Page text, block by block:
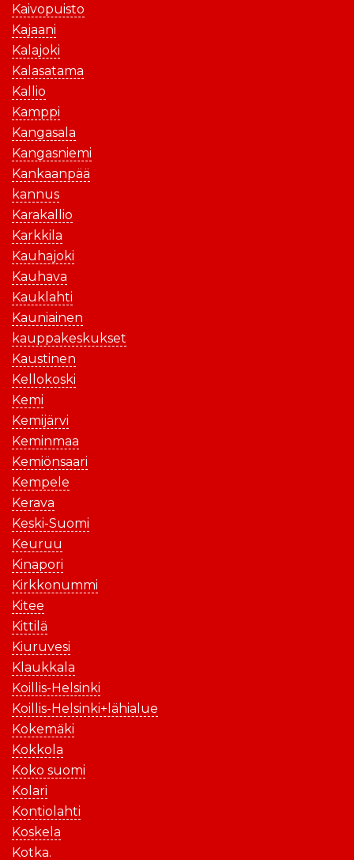
Kaivopuisto
Kajaani
Kalajoki
Kalasatama
Kallio
Kamppi
Kangasala
Kangasniemi
Kankaanpää
kannus
Karakallio
Karkkila
Kauhajoki
Kauhava
Kauklahti
Kauniainen
kauppakeskukset
Kaustinen
Kellokoski
Kemi
Kemijärvi
Keminmaa
Kemiönsaari
Kempele
Kerava
Keski-Suomi
Keuruu
Kinapori
Kirkkonummi
Kitee
Kittilä
Kiuruvesi
Klaukkala
Koillis-Helsinki
Koillis-Helsinki+lähialue
Kokemäki
Kokkola
Koko suomi
Kolari
Kontiolahti
Koskela
Kotka.